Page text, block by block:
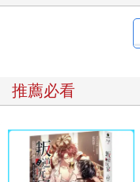
推薦必看